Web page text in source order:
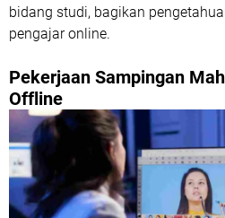
bidang studi, bagikan
pengajar online.
Pekerjaan Sampingan
Offline